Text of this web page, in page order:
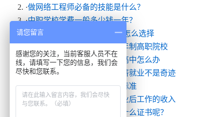
·做网络工程师必备的技能是什么？
·中职学校学费一般多少钱一年？
·沈阳最好的职高学校有哪些 怎么选择
邯郸初中毕业生可以上的五年制高职院校
·2024初三孩子成绩差上不了高中怎么办
·北京北大青鸟通州校区：高薪就业不是奇迹
·长治太行职业中专学校收费标准
·北大青鸟：学习态度决定毕业后工作的收入
在北大青鸟学习毕业之后发什么证书呢？
请您留言
感谢您的关注，当前客服人员不在
线，请填写一下您的信息，我们会
尽快和您联系。